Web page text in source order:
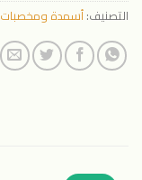
التصنيف:أسمدة ومخصبات